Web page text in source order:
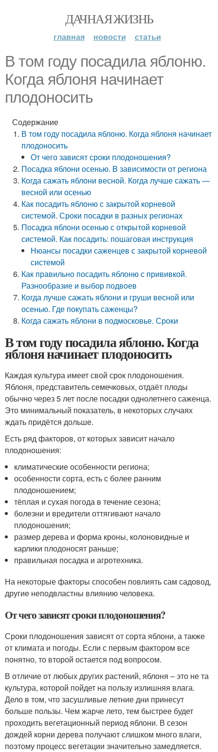
ДАЧНАЯ ЖИЗНЬ
главная новости статьи
В том году посадила яблоню.
Когда яблоня начинает
плодоносить
Содержание
В том году посадила яблоню. Когда яблоня начинает
плодоносить
От чего зависят сроки плодоношения?
Посадка яблони осенью. B зависимости от региона
Когда сажать яблони весной. Когда лучше сажать —
весной или осенью
Как посадить яблоню с закрытой корневой
системой. Сроки посадки в разных регионах
Посадка яблони осенью с открытой корневой
системой. Как посадить: пошаговая инструкция
Нюансы посадки саженцев с закрытой корневой
системой
Как правильно посадить яблоню с прививкой.
Разнообразие и выбор подвоев
Когда лучше сажать яблони и груши весной или
осенью. Где покупать саженцы?
Когда сажать яблони в подмосковье. Сроки
В том году посадила яблоню. Когда
яблоня начинает плодоносить
Каждая культура имеет свой срок плодоношения.
Яблоня, представитель семечковых, отдаёт плоды
обычно через 5 лет после посадки однолетнего саженца.
Это минимальный показатель, в некоторых случаях
ждать придётся дольше.
Есть ряд факторов, от которых зависит начало
плодоношения:
климатические особенности региона;
особенности сорта, есть с более ранним
плодоношением;
тёплая и сухая погода в течение сезона;
болезни и вредители оттягивают начало
плодоношения;
размер дерева и форма кроны, колоновидные и
карлики плодоносят раньше;
правильная посадка и агротехника.
На некоторые факторы способен повлиять сам садовод,
другие неподвластны влиянию человека.
От чего зависят сроки плодоношения?
Сроки плодоношения зависят от сорта яблони, а также
от климата и погоды. Если с первым фактором все
понятно, то второй остается под вопросом.
В отличие от любых других растений, яблоня – это не та
культура, которой пойдет на пользу излишняя влага.
Дело в том, что засушливые летние дни принесут
больше пользы. Чем жарче лето, тем быстрее будет
проходить вегетационный период яблони. В сезон
дождей корни дерева получают слишком много влаги,
поэтому процесс вегетации значительно замедляется.